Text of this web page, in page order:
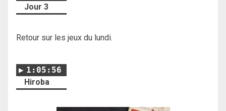
Jour 3
Retour sur les jeux du lundi.
1:05:56
Hiroba